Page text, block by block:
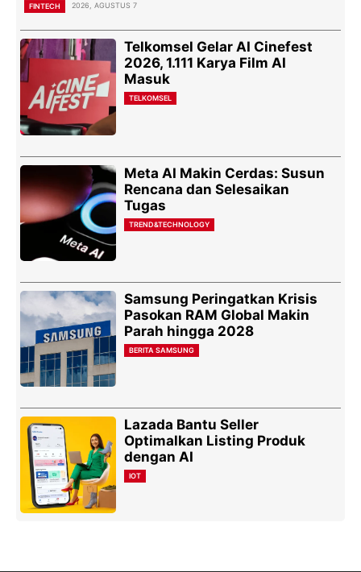
FINTECH 2026, AGUSTUS 7
Telkomsel Gelar AI Cinefest
2026, 1.111 Karya Film AI
Masuk
TELKOMSEL
Meta AI Makin Cerdas: Susun
Rencana dan Selesaikan
Tugas
TREND&TECHNOLOGY
Samsung Peringatkan Krisis
Pasokan RAM Global Makin
Parah hingga 2028
BERITA SAMSUNG
Lazada Bantu Seller
Optimalkan Listing Produk
dengan AI
IOT